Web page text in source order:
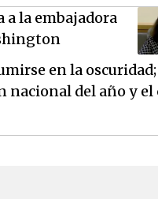
a la embajadora
en la
nacional del año y el